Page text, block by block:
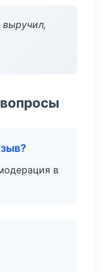
выручил,
в